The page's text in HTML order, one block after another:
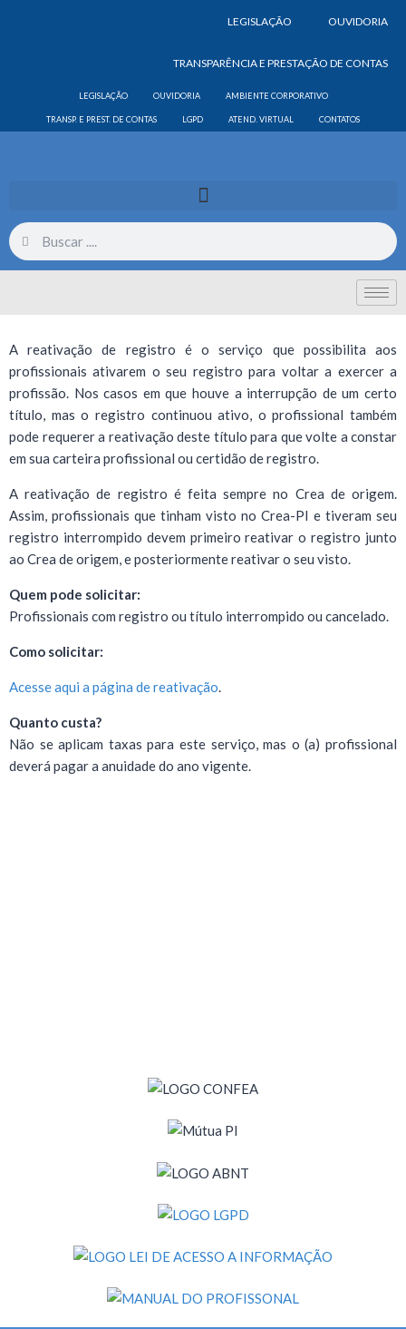
LEGISLAÇÃO OUVIDORIA
TRANSPARÊNCIA E PRESTAÇÃO DE CONTAS
LEGISLAÇÃO OUVIDORIA AMBIENTE CORPORATIVO
TRANSP. E PREST. DE CONTAS LGPD ATEND. VIRTUAL CONTATOS
A reativação de registro é o serviço que possibilita aos
profissionais ativarem o seu registro para voltar a exercer a
profissão. Nos casos em que houve a interrupção de um certo
título, mas o registro continuou ativo, o profissional também
pode requerer a reativação deste título para que volte a constar
em sua carteira profissional ou certidão de registro.
A reativação de registro é feita sempre no Crea de origem.
Assim, profissionais que tinham visto no Crea-PI e tiveram seu
registro interrompido devem primeiro reativar o registro junto
ao Crea de origem, e posteriormente reativar o seu visto.
Quem pode solicitar:
Profissionais com registro ou título interrompido ou cancelado.
Como solicitar:
Acesse aqui a página de reativação.
Quanto custa?
Não se aplicam taxas para este serviço, mas o (a) profissional
deverá pagar a anuidade do ano vigente.